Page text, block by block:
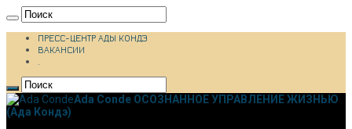
ПРЕСС-ЦЕНТР АДЫ КОНДЭ
ВАКАНСИИ
.
Ada Conde ОСОЗНАННОЕ УПРАВЛЕНИЕ ЖИЗНЬЮ
(Ада Кондэ)